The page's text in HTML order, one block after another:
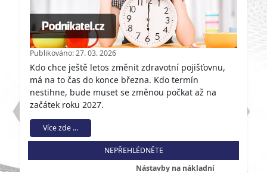
Publikováno: 27. 03. 2026
Kdo chce ještě letos změnit zdravotní pojišťovnu,
má na to čas do konce března. Kdo termín
nestihne, bude muset se změnou počkat až na
začátek roku 2027.
Více zde ...
NEPŘEHLÉDNĚTE
Nástavby na nákladní